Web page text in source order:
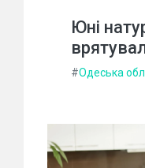
Юні
#Одеська